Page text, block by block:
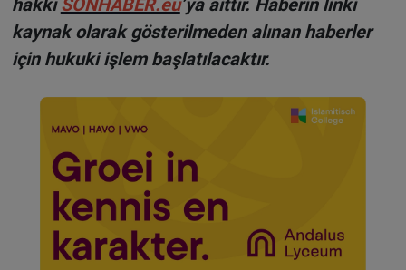
kaynak olarak gösterilmeden alınan haberler
için hukuki işlem başlatılacaktır.